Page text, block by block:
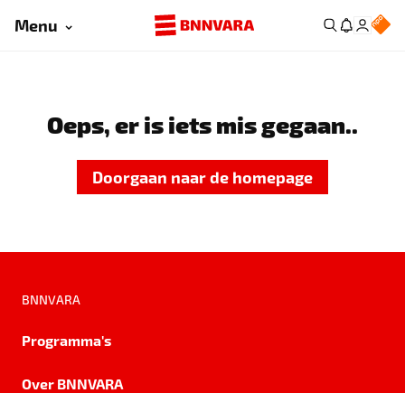
Menu
Oeps, er is iets mis gegaan..
Doorgaan naar de homepage
BNNVARA
Programma's
Over BNNVARA